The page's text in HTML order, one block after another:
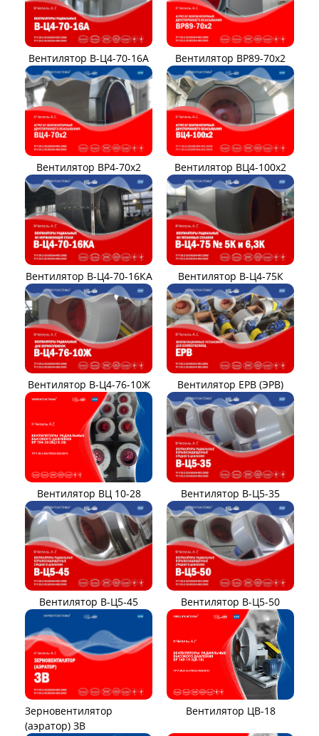
Вентилятор В-Ц4-70-16А Вентилятор ВР89-70x2
Вентилятор ВР4-70x2 Вентилятор ВЦ4-100х2
Вентилятор В-Ц4-70-16КА Вентилятор В-Ц4-75К
Вентилятор В-Ц4-76-10Ж Вентилятор ЕРВ (ЭРВ)
Вентилятор ВЦ 10-28 Вентилятор В-Ц5-35
Вентилятор В-Ц5-45 Вентилятор В-Ц5-50
Зерновентилятор
(аэратор) ЗВ
Вентилятор ЦВ-18